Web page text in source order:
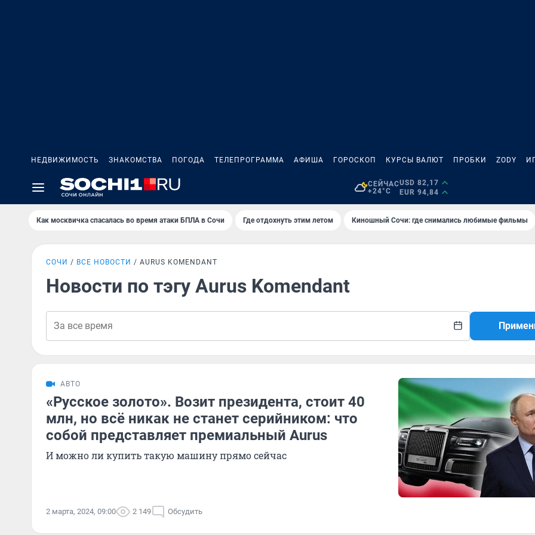
НЕДВИЖИМОСТЬ ЗНАКОМСТВА ПОГОДА ТЕЛЕПРОГРАММА АФИША ГОРОСКОП КУРСЫ ВАЛЮТ ПРОБКИ ZODY
СЕЙЧАС
+24°C
USD 82,17
EUR 94,84
Как москвичка спасалась во время атаки БПЛА в Сочи Где отдохнуть этим летом Киношный Сочи: где снимались любимые фильмы
СОЧИ ВСЕ НОВОСТИ AURUS KOMENDANT
Новости по тэгу Aurus Komendant
АВТО
«Русское золото». Возит президента, стоит 40
млн, но всё никак не станет серийником: что
собой представляет премиальный Aurus
И можно ли купить такую машину прямо сейчас
2 марта, 2024, 09:00 2 149 Обсудить